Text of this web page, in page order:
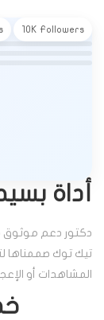
10K Followers
أداة
دكتور دعم موثوق
تيك توك صممناها
المشاهدات أو